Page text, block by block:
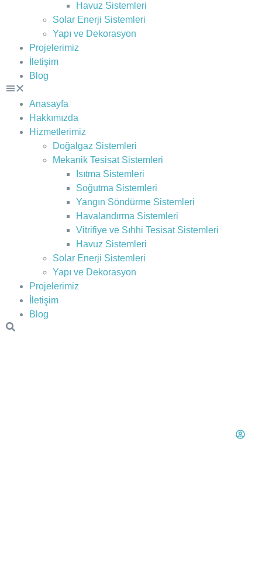
Havuz Sistemleri
Solar Enerji Sistemleri
Yapı ve Dekorasyon
Projelerimiz
İletişim
Blog
Anasayfa
Hakkımızda
Hizmetlerimiz
Doğalgaz Sistemleri
Mekanik Tesisat Sistemleri
Isıtma Sistemleri
Soğutma Sistemleri
Yangın Söndürme Sistemleri
Havalandırma Sistemleri
Vitrifiye ve Sıhhi Tesisat Sistemleri
Havuz Sistemleri
Solar Enerji Sistemleri
Yapı ve Dekorasyon
Projelerimiz
İletişim
Blog